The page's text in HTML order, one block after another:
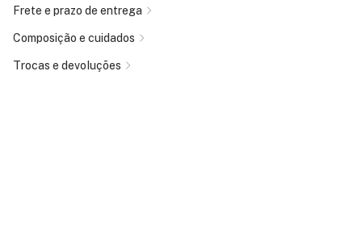
Frete e prazo de entrega
Composição e cuidados
Trocas e devoluções